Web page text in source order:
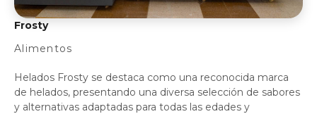
Frosty
Alimentos
Helados Frosty se destaca como una reconocida marca
de helados, presentando una diversa selección de sabores
y alternativas adaptadas para todas las edades y